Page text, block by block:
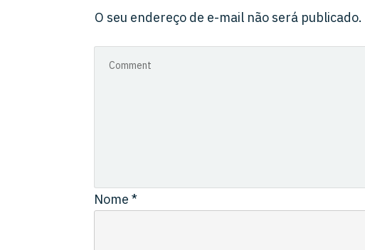
O seu endereço de e-mail não será publicado.
Nome *